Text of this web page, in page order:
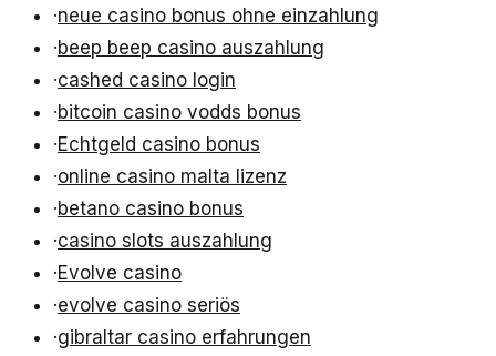
·neue casino bonus ohne einzahlung
·beep beep casino auszahlung
·cashed casino login
·bitcoin casino vodds bonus
·Echtgeld casino bonus
·online casino malta lizenz
·betano casino bonus
·casino slots auszahlung
·Evolve casino
·evolve casino seriös
·gibraltar casino erfahrungen